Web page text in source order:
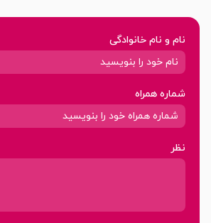
نام و نام خانوادگی
شماره همراه
نظر